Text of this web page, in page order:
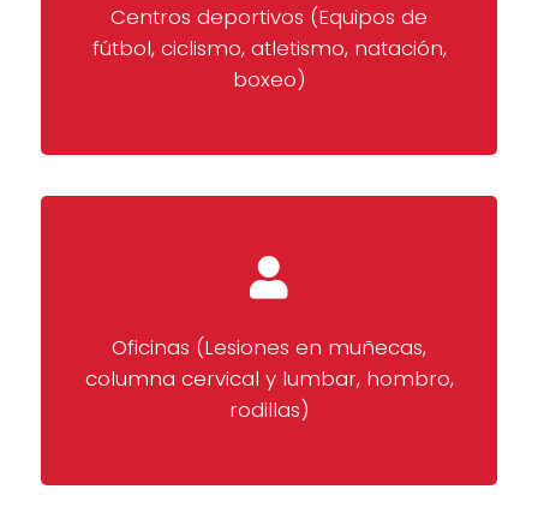
Centros deportivos (Equipos de
fútbol, ciclismo, atletismo, natación,
boxeo)
Oficinas (Lesiones en muñecas,
columna cervical y lumbar, hombro,
rodillas)